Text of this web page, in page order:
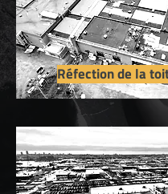
Réfection de la